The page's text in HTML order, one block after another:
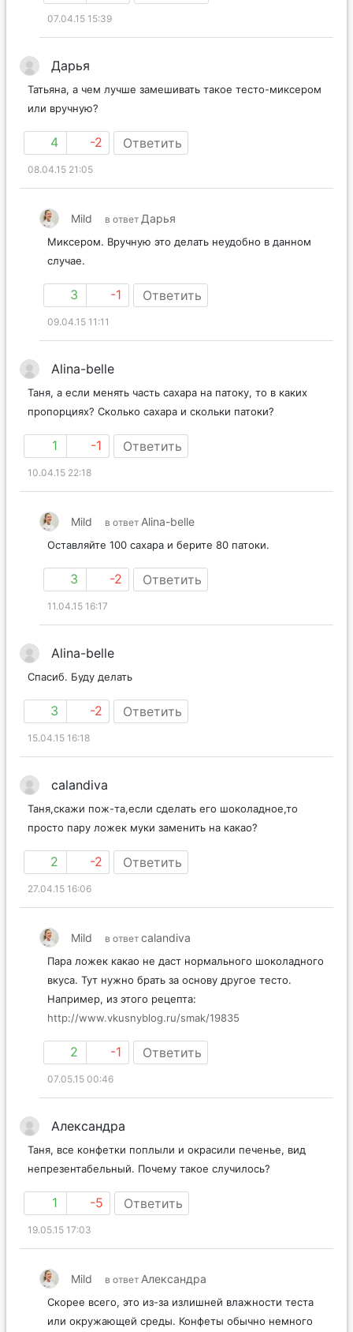
07.04.15 15:39
Дарья
Татьяна, а чем лучше замешивать такое тесто-миксером
или вручную?
4 -2 Ответить
08.04.15 21:05
Mild в ответ Дарья
Миксером. Вручную это делать неудобно в данном
случае.
3 -1 Ответить
09.04.15 11:11
Alina-belle
Таня, а если менять часть сахара на патоку, то в каких
пропорциях? Сколько сахара и скольки патоки?
1 -1 Ответить
10.04.15 22:18
Mild в ответ Alina-belle
Оставляйте 100 сахара и берите 80 патоки.
3 -2 Ответить
11.04.15 16:17
Alina-belle
Спасиб. Буду делать
3 -2 Ответить
15.04.15 16:18
calandiva
Таня,скажи пож-та,если сделать его шоколадное,то
просто пару ложек муки заменить на какао?
2 -2 Ответить
27.04.15 16:06
Mild в ответ calandiva
Пара ложек какао не даст нормального шоколадного
вкуса. Тут нужно брать за основу другое тесто.
Например, из этого рецепта:
http://www.vkusnyblog.ru/smak/19835
2 -1 Ответить
07.05.15 00:46
Александра
Таня, все конфетки поплыли и окрасили печенье, вид
непрезентабельный. Почему такое случилось?
1 -5 Ответить
19.05.15 17:03
Mild в ответ Александра
Скорее всего, это из-за излишней влажности теста
или окружающей среды. Конфеты обычно немного